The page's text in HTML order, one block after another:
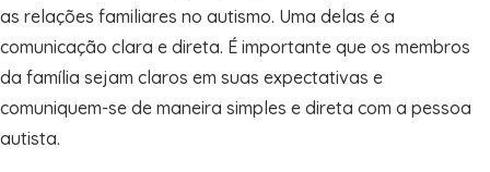
as relações familiares no autismo. Uma delas é a
comunicação clara e direta. É importante que os membros
da família sejam claros em suas expectativas e
comuniquem-se de maneira simples e direta com a pessoa
autista.